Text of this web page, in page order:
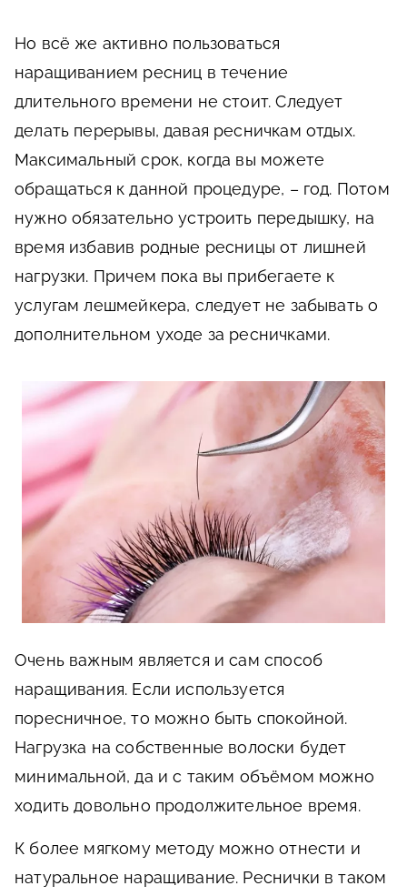
Но всё же активно пользоваться
наращиванием ресниц в течение
длительного времени не стоит. Следует
делать перерывы, давая ресничкам отдых.
Максимальный срок, когда вы можете
обращаться к данной процедуре, – год. Потом
нужно обязательно устроить передышку, на
время избавив родные ресницы от лишней
нагрузки. Причем пока вы прибегаете к
услугам лешмейкера, следует не забывать о
дополнительном уходе за ресничками.
Очень важным является и сам способ
наращивания. Если используется
поресничное, то можно быть спокойной.
Нагрузка на собственные волоски будет
минимальной, да и с таким объёмом можно
ходить довольно продолжительное время.
К более мягкому методу можно отнести и
натуральное наращивание. Реснички в таком